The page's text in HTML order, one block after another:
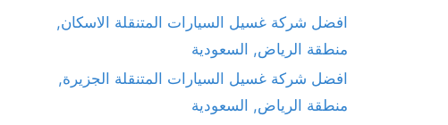
افضل شركة غسيل السيارات المتنقلة الاسكان,
منطقة الرياض, السعودية
افضل شركة غسيل السيارات المتنقلة الجزيرة,
منطقة الرياض, السعودية